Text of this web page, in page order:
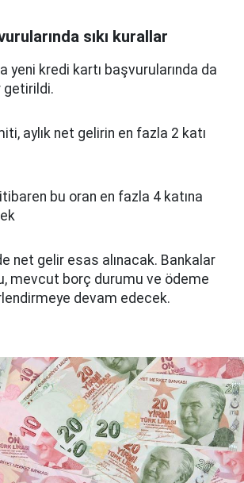
sıkı kurallar
yeni kredi kartı başvurularında da
getirildi.
aylık net gelirin en fazla 2 katı
itibaren bu oran en fazla 4 katına
net gelir esas alınacak. Bankalar
mevcut borç durumu ve ödeme
devam edecek.